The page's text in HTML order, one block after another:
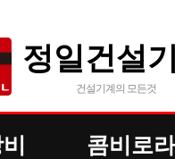
정일건설
건설기계의 모든것
콤비로